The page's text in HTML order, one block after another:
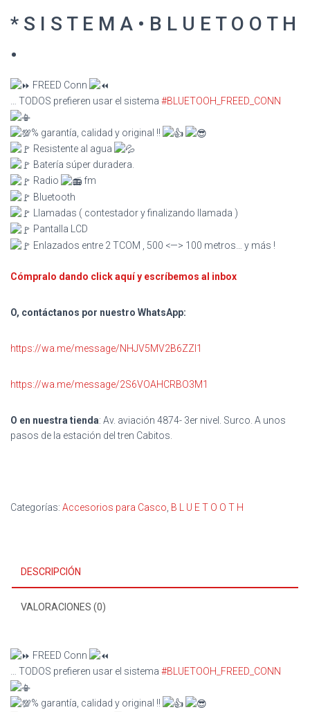
* S I S T E M A • B L U E T O O T H
•
FREED Conn
… TODOS prefieren usar el sistema #BLUETOOH_FREED_CONN
% garantía, calidad y original !!
Resistente al agua
Batería súper duradera.
Radio
fm
Bluetooth
Llamadas ( contestador y finalizando llamada )
Pantalla LCD
Enlazados entre 2 TCOM , 500 <—> 100 metros… y más !
Cómpralo dando click aquí y escríbemos al inbox
O, contáctanos por nuestro WhatsApp:
https://wa.me/message/NHJV5MV2B6ZZI1
https://wa.me/message/2S6VOAHCRBO3M1
O en nuestra tienda: Av. aviación 4874- 3er nivel. Surco. A unos
pasos de la estación del tren Cabitos.
Categorías: Accesorios para Casco B L U E T O O T H
DESCRIPCIÓN
VALORACIONES (0)
FREED Conn
… TODOS prefieren usar el sistema #BLUETOOH_FREED_CONN
% garantía, calidad y original !!